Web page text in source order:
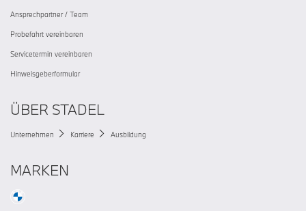
Ansprechpartner / Team
Probefahrt vereinbaren
Servicetermin vereinbaren
Hinweisgeberformular
ÜBER STADEL
Unternehmen Karriere Ausbildung
MARKEN